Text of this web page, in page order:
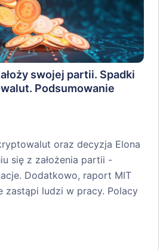
swojej partii. Spadki
Podsumowanie
oraz decyzja Elona
się z założenia partii -
Dodatkowo, raport MIT
zastąpi ludzi w pracy. Polacy